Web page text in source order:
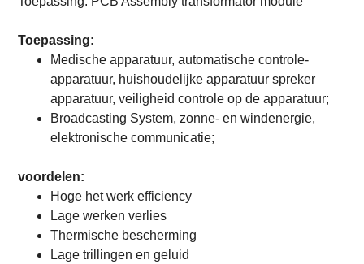
Toepassing:
Medische apparatuur, automatische controle-
apparatuur, huishoudelijke apparatuur spreker
apparatuur, veiligheid controle op de apparatuur;
Broadcasting System, zonne- en windenergie,
elektronische communicatie;
voordelen:
Hoge het werk efficiency
Lage werken verlies
Thermische bescherming
Lage trillingen en geluid